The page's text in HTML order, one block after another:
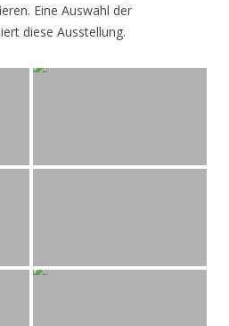
Eine Auswahl der
diese Ausstellung.